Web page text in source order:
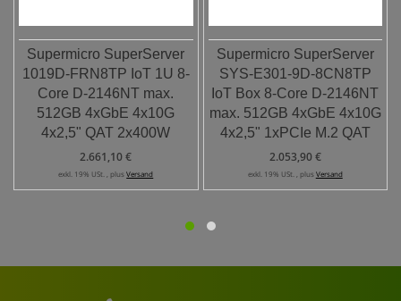
Supermicro SuperServer
1019D-FRN8TP IoT 1U 8-
Core D-2146NT max.
512GB 4xGbE 4x10G
4x2,5" QAT 2x400W
2.661,10 €
exkl. 19% USt. , plusVersand
Supermicro SuperServer
SYS-E301-9D-8CN8TP
IoT Box 8-Core D-2146NT
max. 512GB 4xGbE 4x10G
4x2,5" 1xPCIe M.2 QAT
2.053,90 €
exkl. 19% USt. , plus Versand